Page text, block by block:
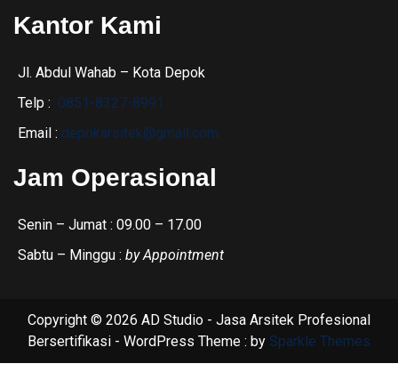
Kantor Kami
Jl. Abdul Wahab – Kota Depok
Telp : 0851-8327-8991
Email : depokarsitek@gmail.com
Jam Operasional
Senin – Jumat : 09.00 – 17.00
Sabtu – Minggu : by Appointment
Copyright © 2026 AD Studio - Jasa Arsitek Profesional
Bersertifikasi - WordPress Theme : by Sparkle Themes